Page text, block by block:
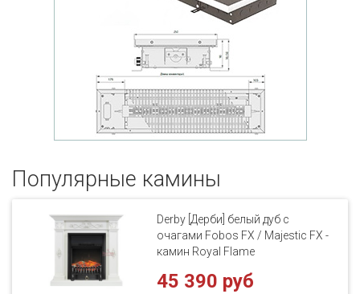
Популярные кaмины
Derby [Дерби] белый дуб с
очагами Fobos FX / Majestic FX -
камин Royal Flame
45 390 руб